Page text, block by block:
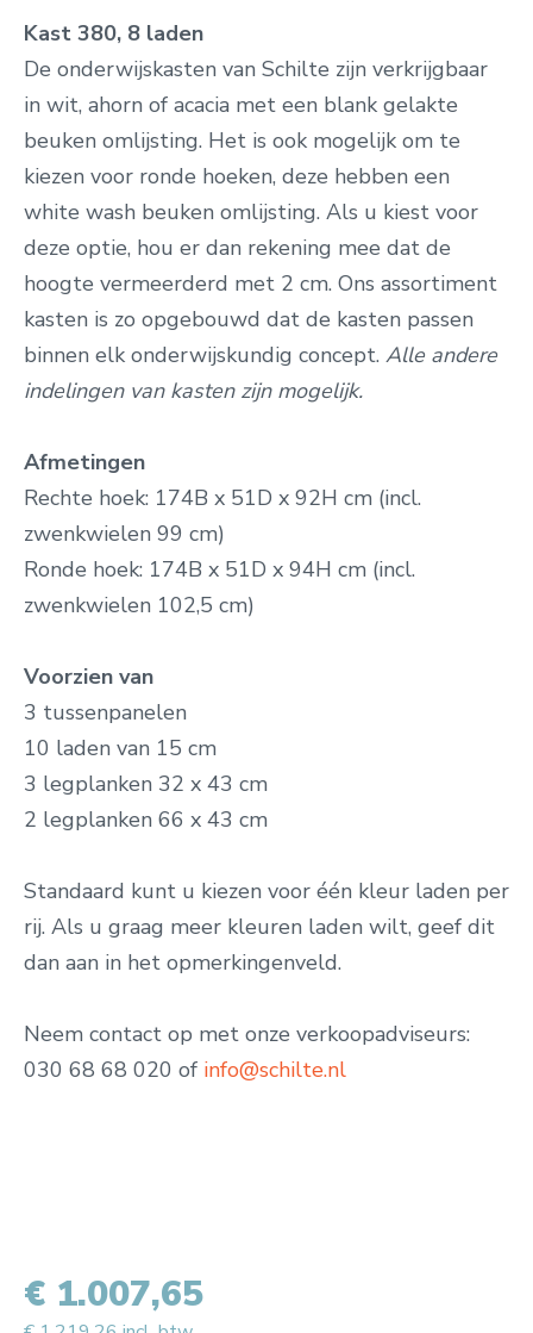
Kast 380, 8 laden
De onderwijskasten van Schilte zijn verkrijgbaar
in wit, ahorn of acacia met een blank gelakte
beuken omlijsting. Het is ook mogelijk om te
kiezen voor ronde hoeken, deze hebben een
white wash beuken omlijsting. Als u kiest voor
deze optie, hou er dan rekening mee dat de
hoogte vermeerderd met 2 cm. Ons assortiment
kasten is zo opgebouwd dat de kasten passen
binnen elk onderwijskundig concept. Alle andere
indelingen van kasten zijn mogelijk.
Afmetingen
Rechte hoek: 174B x 51D x 92H cm (incl.
zwenkwielen 99 cm)
Ronde hoek: 174B x 51D x 94H cm (incl.
zwenkwielen 102,5 cm)
Voorzien van
3 tussenpanelen
10 laden van 15 cm
3 legplanken 32 x 43 cm
2 legplanken 66 x 43 cm
Standaard kunt u kiezen voor één kleur laden per
rij. Als u graag meer kleuren laden wilt, geef dit
dan aan in het opmerkingenveld.
Neem contact op met onze verkoopadviseurs:
030 68 68 020 of info@schilte.nl
€ 1.007,65